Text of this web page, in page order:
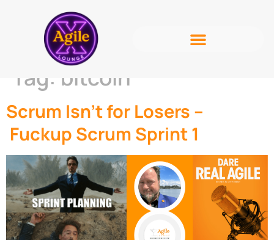
Tag: bitcoin
Scrum Isn’t for Losers –
Fuckup Scrum Sprint 1